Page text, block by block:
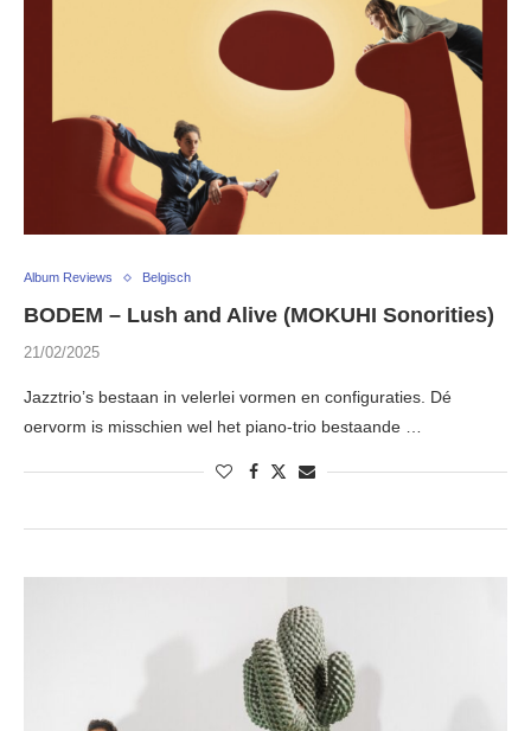
Album Reviews Belgisch
BODEM – Lush and Alive (MOKUHI Sonorities)
21/02/2025
Jazztrio’s bestaan in velerlei vormen en configuraties. Dé
oervorm is misschien wel het piano-trio bestaande …